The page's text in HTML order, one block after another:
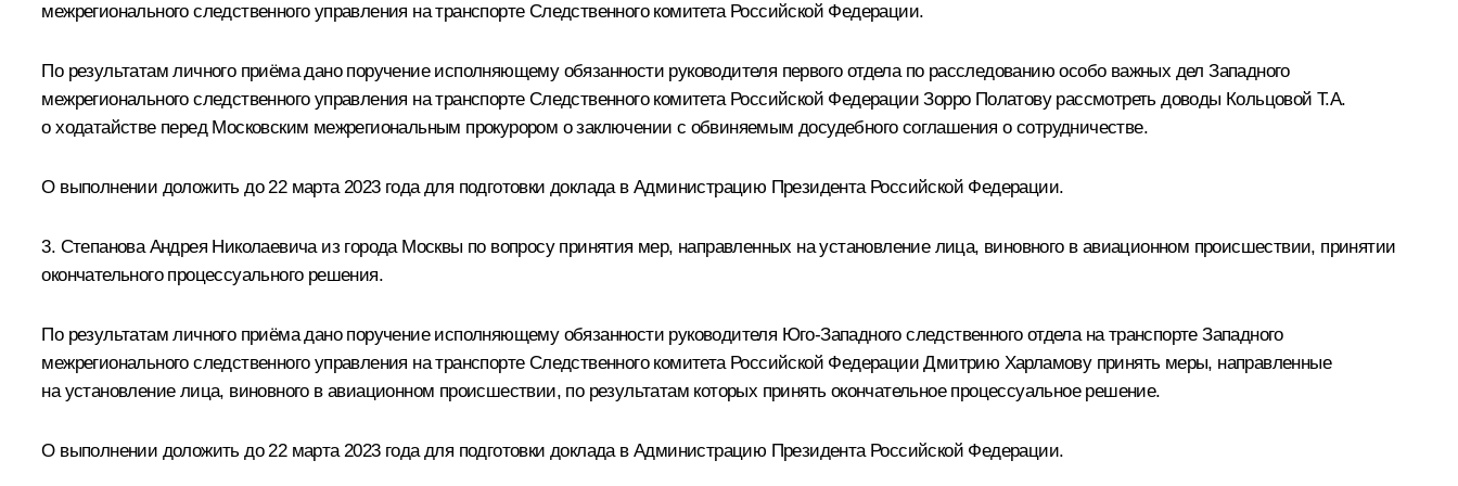
межрегионального следственного управления на транспорте Следственного комитета Российской Федерации.
По результатам личного приёма дано поручение исполняющему обязанности руководителя первого отдела по расследованию особо важных дел Западного
межрегионального следственного управления на транспорте Следственного комитета Российской Федерации Зорро Полатову рассмотреть доводы Кольцовой Т.А.
о ходатайстве перед Московским межрегиональным прокурором о заключении с обвиняемым досудебного соглашения о сотрудничестве.
О выполнении доложить до 22 марта 2023 года для подготовки доклада в Администрацию Президента Российской Федерации.
3. Степанова Андрея Николаевича из города Москвы по вопросу принятия мер, направленных на установление лица, виновного в авиационном происшествии, принятии
окончательного процессуального решения.
По результатам личного приёма дано поручение исполняющему обязанности руководителя Юго-Западного следственного отдела на транспорте Западного
межрегионального следственного управления на транспорте Следственного комитета Российской Федерации Дмитрию Харламову принять меры, направленные
на установление лица, виновного в авиационном происшествии, по результатам которых принять окончательное процессуальное решение.
О выполнении доложить до 22 марта 2023 года для подготовки доклада в Администрацию Президента Российской Федерации.